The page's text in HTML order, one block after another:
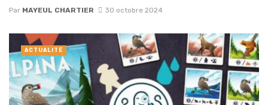
Par MAYEUL CHARTIER 30 octobre 2024
ACTUALITÉ